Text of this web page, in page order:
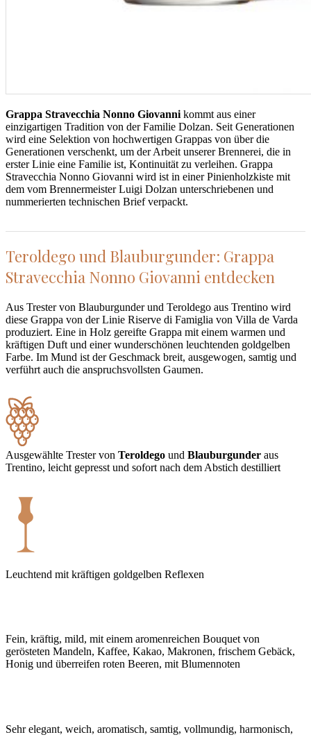
Grappa Stravecchia Nonno Giovanni kommt aus einer
einzigartigen Tradition von der Familie Dolzan. Seit Generationen
wird eine Selektion von hochwertigen Grappas von über die
Generationen verschenkt, um der Arbeit unserer Brennerei, die in
erster Linie eine Familie ist, Kontinuität zu verleihen. Grappa
Stravecchia Nonno Giovanni wird ist in einer Pinienholzkiste mit
dem vom Brennermeister Luigi Dolzan unterschriebenen und
nummerierten technischen Brief verpackt.
Teroldego und Blauburgunder: Grappa
Stravecchia Nonno Giovanni entdecken
Aus Trester von Blauburgunder und Teroldego aus Trentino wird
diese Grappa von der Linie Riserve di Famiglia von Villa de Varda
produziert. Eine in Holz gereifte Grappa mit einem warmen und
kräftigen Duft und einer wunderschönen leuchtenden goldgelben
Farbe. Im Mund ist der Geschmack breit, ausgewogen, samtig und
verführt auch die anspruchsvollsten Gaumen.
Ausgewählte Trester von Teroldego und Blauburgunder aus
Trentino, leicht gepresst und sofort nach dem Abstich destilliert
Leuchtend mit kräftigen goldgelben Reflexen
Fein, kräftig, mild, mit einem aromenreichen Bouquet von
gerösteten Mandeln, Kaffee, Kakao, Makronen, frischem Gebäck,
Honig und überreifen roten Beeren, mit Blumennoten
Sehr elegant, weich, aromatisch, samtig, vollmundig, harmonisch,